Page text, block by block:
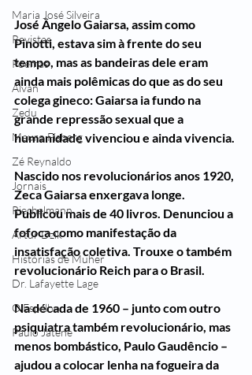
Maria José Silveira
Revistas
Poemas
Alvan
Zedu
Mauro Fisberg
Zé Reynaldo
Jornais
Riechelmann
Artur Dzik
Histórias de Muher
Dr. Lafayette Lage
O Espelho
Paulo Jatene
José Ângelo Gaiarsa, assim como
Pinotti, estava sim à frente do seu
tempo, mas as bandeiras dele eram
ainda mais polêmicas do que as do seu
colega gineco: Gaiarsa ia fundo na
grande repressão sexual que a
humanidade vivenciou e ainda vivencia.
Nascido nos revolucionários anos 1920,
Zeca Gaiarsa enxergava longe.
Publicou mais de 40 livros. Denunciou a
fofoca como manifestação da
insatisfação coletiva. Trouxe o também
revolucionário Reich para o Brasil.
Na década de 1960 – junto com outro
psiquiatra também revolucionário, mas
menos bombástico, Paulo Gaudêncio –
ajudou a colocar lenha na fogueira da